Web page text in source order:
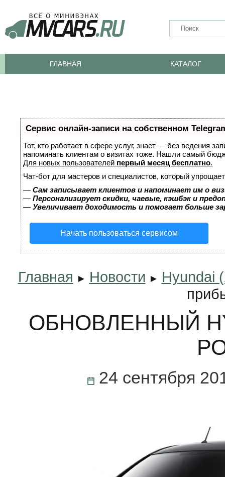
ГЛАВНАЯ КАТАЛОГ
Сервис онлайн-записи на собственном
Тот, кто работает в сфере услуг, знает — без ведения
напоминать клиентам о визитах тоже. Нашли самый
Для новых пользователей первый месяц бесплатно.
Чат-бот для мастеров и специалистов, который
— Сам записывает клиентов и напоминает им о
— Персонализирует скидки, чаевые, кэшбэк и
— Увеличивает доходимость и помогает больше
Начать пользоваться сервисом
Главная ► Новости ► Hyundai
ОБНОВЛЕННЫЙ
24 сентября